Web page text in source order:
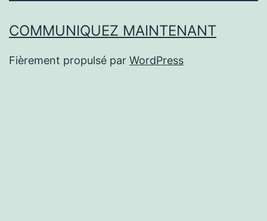
COMMUNIQUEZ MAINTENANT
Fièrement propulsé par WordPress